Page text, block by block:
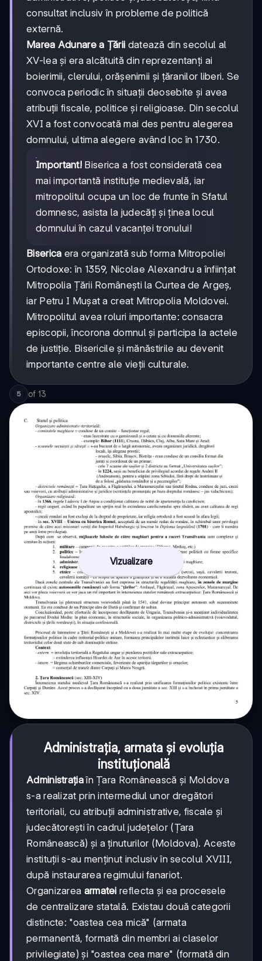
consultat inclusiv în probleme de politică
externă.
Marea Adunare a Țării datează din secolul al
XV-lea și era alcătuită din reprezentanți ai
boierimii, clerului, orășenimii și țăranilor liberi. Se
convoca periodic în situații deosebite și avea
atribuții fiscale, politice și religioase. Din secolul
XVI a fost convocată mai des pentru alegerea
domnului, ultima alegere având loc în 1730.
Important! Biserica a fost considerată cea
mai importantă instituție medievală, iar
mitropolitul ocupa un loc de frunte în Sfatul
domnesc, asista la judecăți și ținea locul
domnului în cazul vacanței tronului!
Biserica era organizată sub forma Mitropoliei
Ortodoxe: în 1359, Nicolae Alexandru a înființat
Mitropolia Țării Românești la Curtea de Argeș,
iar Petru I Mușat a creat Mitropolia Moldovei.
Mitropolitul avea roluri importante: consacra
episcopii, încorona domnul și participa la actele
de justiție. Bisericile și mănăstirile au devenit
importante centre ale vieții culturale.
5 of 13
Vizualizare
Administrația, armata și evoluția
instituțională
Administrațiaîn Țara Românească și Moldova
s-a realizat prin intermediul unor dregători
teritoriali, cu atribuții administrative, fiscale și
judecătorești în cadrul județelor (Țara
Românească) și a ținuturilor (Moldova). Aceste
instituții s-au menținut inclusiv în secolul XVIII,
după instaurarea regimului fanariot.
Organizarea armatei reflecta și ea procesele
de centralizare statală. Existau două categorii
distincte: "oastea cea mică" (armata
permanentă, formată din membri ai claselor
privilegiate) și "oastea cea mare" (formată din